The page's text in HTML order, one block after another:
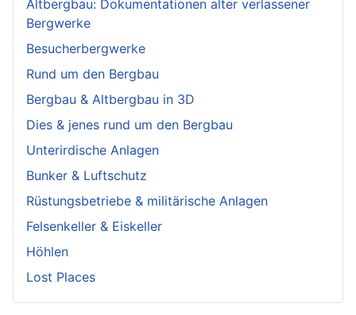
Altbergbau: Dokumentationen alter verlassener
Bergwerke
Besucherbergwerke
Rund um den Bergbau
Bergbau & Altbergbau in 3D
Dies & jenes rund um den Bergbau
Unterirdische Anlagen
Bunker & Luftschutz
Rüstungsbetriebe & militärische Anlagen
Felsenkeller & Eiskeller
Höhlen
Lost Places